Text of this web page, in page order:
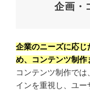
企画・
企業のニーズに応じ
め、コンテンツ制作
コンテンツ制作で
インを重視し、ユ